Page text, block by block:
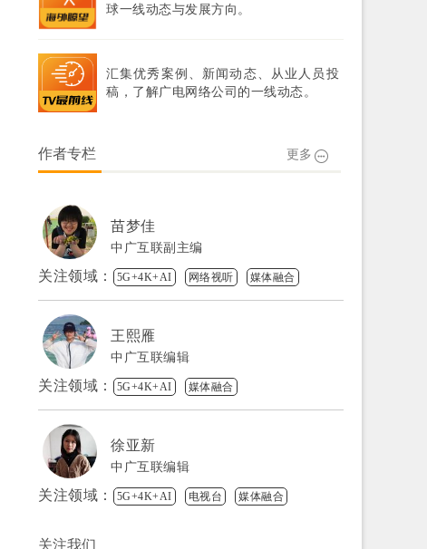
球一线动态与发展方向。
汇集优秀案例、新闻动态、从业人员投
稿，了解广电网络公司的一线动态。
作者专栏 更多
苗梦佳
中广互联副主编
关注领域： 5G+4K+AI 网络视听 媒体融合
王熙雁
中广互联编辑
关注领域： 5G+4K+AI 媒体融合
徐亚新
中广互联编辑
关注领域： 5G+4K+AI 电视台 媒体融合
关注我们